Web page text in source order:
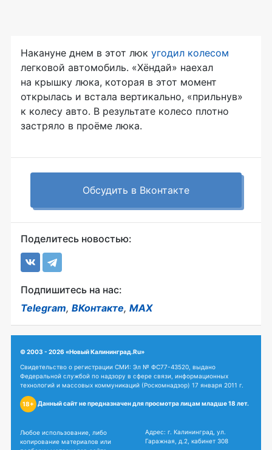
Накануне днем в этот люк угодил колесом
легковой автомобиль. «Хёндай» наехал
на крышку люка, которая в этот момент
открылась и встала вертикально, «прильнув»
к колесу авто. В результате колесо плотно
застряло в проёме люка.
Обсудить в Вконтакте
Поделитесь новостью:
Подпишитесь на нас:
Telegram, ВКонтакте, MAX
© 2003 - 2026 «Новый Калининград.Ru»
Свидетельство о регистрации СМИ: Эл № ФС77-43520, выдано
Федеральной службой по надзору в сфере связи, информационных
технологий и массовых коммуникаций (Роскомнадзор) 17 января 2011 г.
18+ Данный сайт не предназначен для просмотра лицам младше 18 лет.
Любое использование, либо
копирование материалов или
Адрес: г. Калининград, ул.
Гаражная, д.2, кабинет 308